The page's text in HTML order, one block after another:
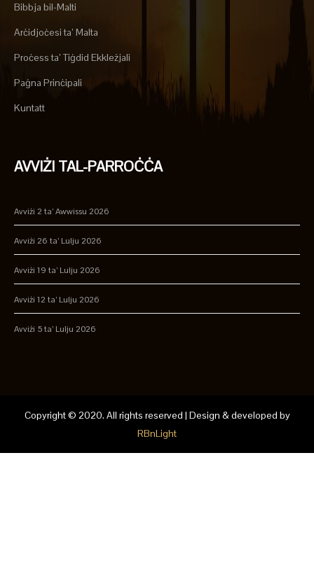
Bibbja bil-Malti
Arċidjoċesi ta’ Malta
Proċess ta’ Tiġdid Ekkleżjali
Paġna Prinċipali
Kuntatt
AVVIŻI TAL-PARROĊĊA
Avviżi 2 ta’ Awwissu 2026
Avviżi 26 ta’ Lulju 2026
Avviżi 19 ta’ Lulju 2026
Avviżi 12 ta’ Lulju 2026
Avviżi 5 ta’ Lulju 2026
Copyright © 2020. All rights reserved | Design & developed by
RBnLight